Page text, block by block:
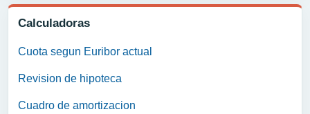
Calculadoras
Cuota segun Euribor actual
Revision de hipoteca
Cuadro de amortizacion